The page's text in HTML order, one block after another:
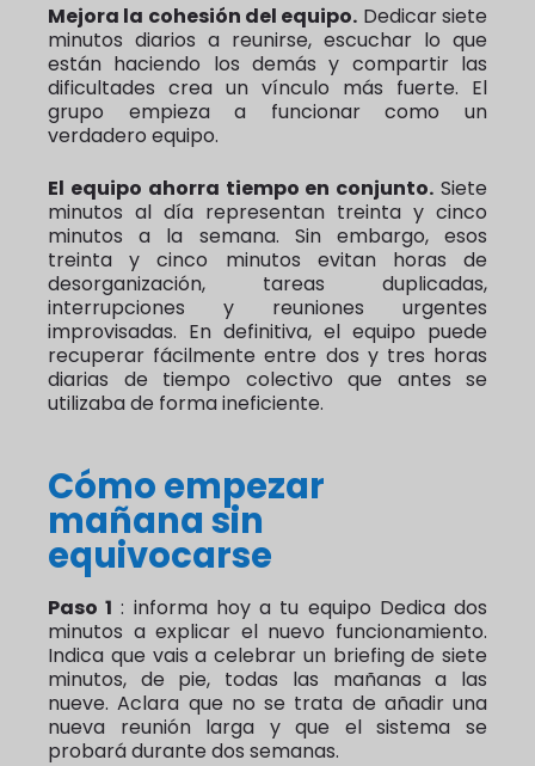
Mejora la cohesión del equipo. Dedicar siete
minutos diarios a reunirse, escuchar lo que
están haciendo los demás y compartir las
dificultades crea un vínculo más fuerte. El
grupo empieza a funcionar como un
verdadero equipo.
El equipo ahorra tiempo en conjunto. Siete
minutos al día representan treinta y cinco
minutos a la semana. Sin embargo, esos
treinta y cinco minutos evitan horas de
desorganización, tareas duplicadas,
interrupciones y reuniones urgentes
improvisadas. En definitiva, el equipo puede
recuperar fácilmente entre dos y tres horas
diarias de tiempo colectivo que antes se
utilizaba de forma ineficiente.
Cómo empezar
mañana sin
equivocarse
Paso 1 : informa hoy a tu equipo Dedica dos
minutos a explicar el nuevo funcionamiento.
Indica que vais a celebrar un briefing de siete
minutos, de pie, todas las mañanas a las
nueve. Aclara que no se trata de añadir una
nueva reunión larga y que el sistema se
probará durante dos semanas.